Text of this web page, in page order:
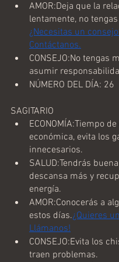
AMOR:Deja que la
lentamente, no
¿Necesitas un
Contáctanos.
CONSEJO:No tengas
asumir
NÚMERO DEL DÍA: 26
SAGITARIO
ECONOMÍA:Tiempo
económica, evita los
innecesarios.
SALUD:Tendrás
descansa más y
energía.
AMOR:Conocerás a
estos días.¿Quieres
Llámanos!
CONSEJO:Evita los
traen problemas.